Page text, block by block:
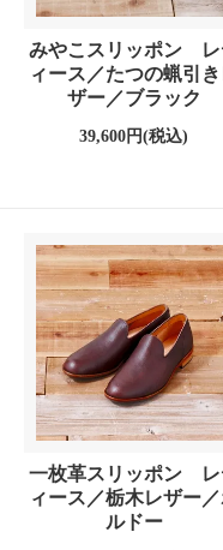
みやこスリッポン レ
ィース／たつの蝋引
ザー／ブラック
39,600円(税込)
一枚革スリッポン レ
ィース／栃木レザー
ルドー